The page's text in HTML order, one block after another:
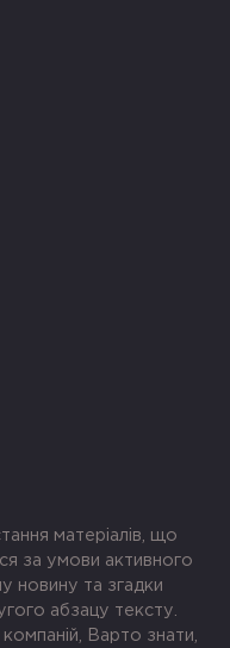
матеріалів, що
за умови активного
новину та згадки
абзацу тексту.
Варто знати,